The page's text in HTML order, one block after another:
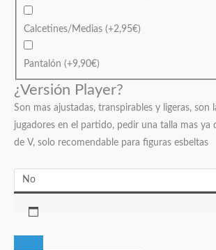
Calcetines/Medias(+2,95€)
Pantalón(+9,90€)
¿Versión Player?
Son mas ajustadas, transpirables y ligeras, son
jugadores en el partido, pedir una talla mas ya
de V, solo recomendable para figuras esbeltas